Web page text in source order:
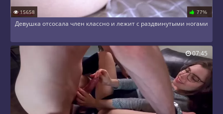
15658 77%
Девушка отсосала член классно и лежит с раздвинутыми ногами
07:45